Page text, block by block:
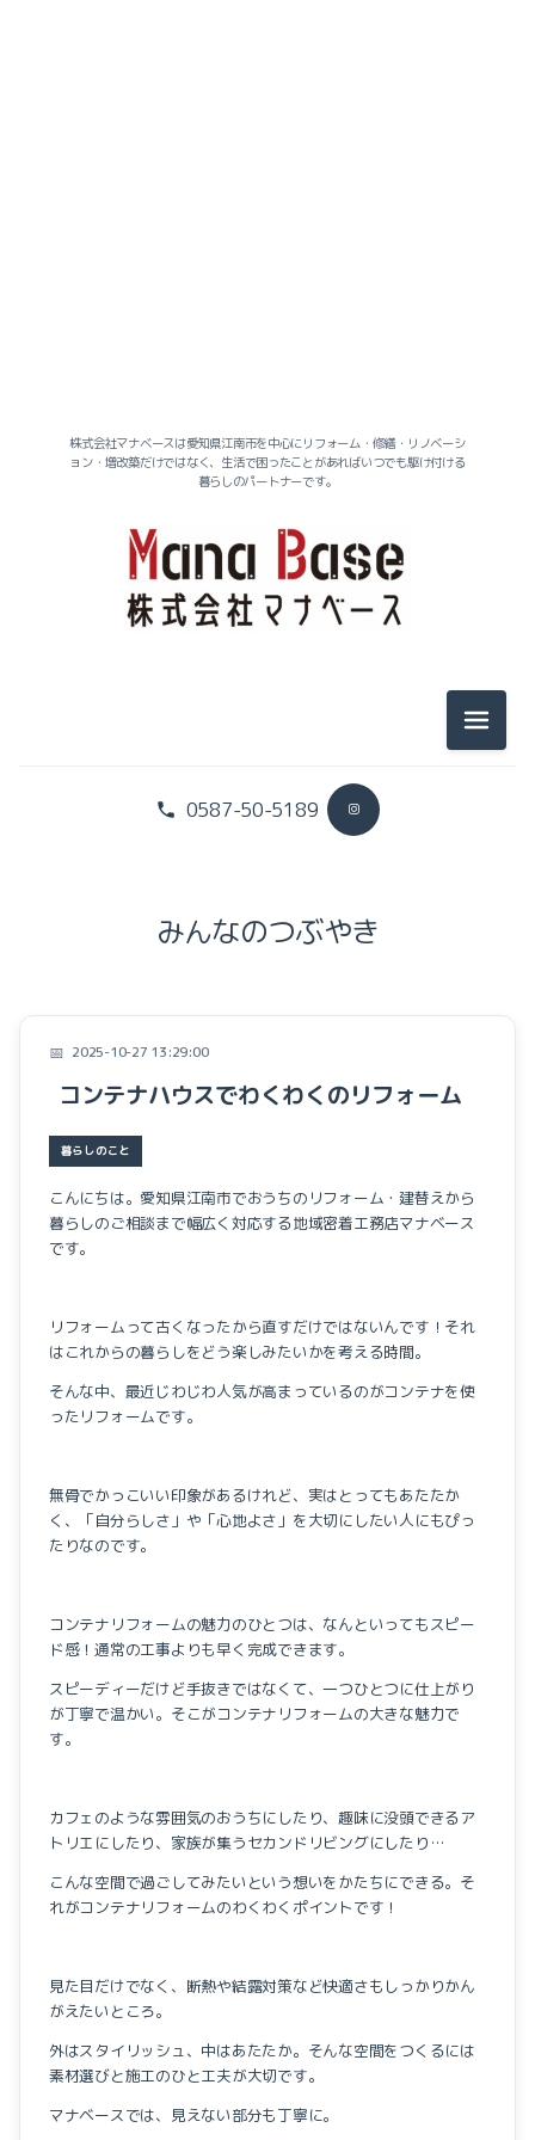
社長のヒトリゴト
スタッフのヒトリゴト
お家づくりプロジェクト
暮らしのこと
0587-50-5189
株式会社マナベースは愛知県江南市を中心にリフォーム・修繕・リノベーシ
ョン・増改築だけではなく、生活で困ったことがあればいつでも駆け付ける
暮らしのパートナーです。
スタッフのヒトリゴト
メニュ
みんなのつぶやき
2025-10-27 13:29:00
コンテナハウスでわくわくのリフォーム
暮らしのこと
こんにちは。愛知県江南市でおうちのリフォーム・建替えから
暮らしのご相談まで幅広く対応する地域密着工務店マナベース
です。
リフォームって古くなったから直すだけではないんです！それ
はこれからの暮らしをどう楽しみたいかを考える時間。
そんな中、最近じわじわ人気が高まっているのがコンテナを使
ったリフォームです。
無骨でかっこいい印象があるけれど、実はとってもあたたか
く、「自分らしさ」や「心地よさ」を大切にしたい人にもぴっ
たりなのです。
コンテナリフォームの魅力のひとつは、なんといってもスピー
ド感！通常の工事よりも早く完成できます。
スピーディーだけど手抜きではなくて、一つひとつに仕上がり
が丁寧で温かい。そこがコンテナリフォームの大きな魅力で
す。
カフェのような雰囲気のおうちにしたり、趣味に没頭できるア
トリエにしたり、家族が集うセカンドリビングにしたり…
こんな空間で過ごしてみたいという想いをかたちにできる。そ
れがコンテナリフォームのわくわくポイントです！
見た目だけでなく、断熱や結露対策など快適さもしっかりかん
がえたいところ。
外はスタイリッシュ、中はあたたか。そんな空間をつくるには
素材選びと施工のひと工夫が大切です。
マナベースでは、見えない部分も丁寧に。